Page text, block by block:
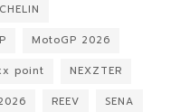
MotoGP 2026
point
NEXZTER
REEV
SENA